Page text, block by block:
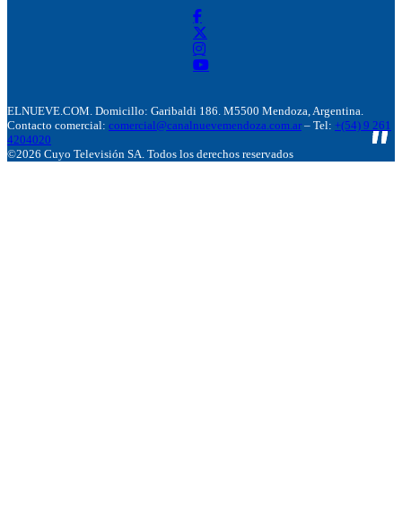
ELNUEVE.COM. Domicillo: Garibaldi 186. M5500 Mendoza, Argentina.
Contacto comercial: comercial@canalnuevemendoza.com.ar – Tel: +(54) 9 261
4204020
©2026 Cuyo Televisión SA. Todos los derechos reservados